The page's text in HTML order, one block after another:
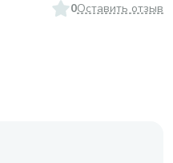
0Оставить отзыв